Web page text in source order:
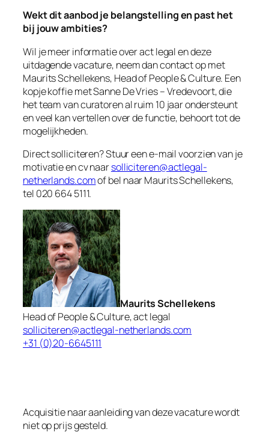
Wekt dit aanbod je belangstelling en past het
bij jouw ambities?
Wil je meer informatie over act legal en deze
uitdagende vacature, neem dan contact op met
Maurits Schellekens, Head of People & Culture. Een
kopje koffie met Sanne De Vries – Vredevoort, die
het team van curatoren al ruim 10 jaar ondersteunt
en veel kan vertellen over de functie, behoort tot de
mogelijkheden.
Direct solliciteren? Stuur een e-mail voorzien van je
motivatie en cv naarsolliciteren@actlegal-
netherlands.comof bel naar Maurits Schellekens,
tel 020 664 5111.
Maurits Schellekens
Head of People & Culture, act legal
solliciteren@actlegal-netherlands.com
+31 (0)20-6645111
Acquisitie naar aanleiding van deze vacature wordt
niet op prijs gesteld.